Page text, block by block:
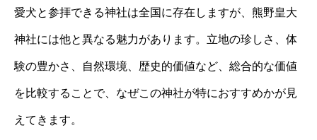
愛犬と参拝できる神社は全国に存在しますが、熊野皇大
神社には他と異なる魅力があります。立地の珍しさ、体
験の豊かさ、自然環境、歴史的価値など、総合的な価値
を比較することで、なぜこの神社が特におすすめかが見
えてきます。